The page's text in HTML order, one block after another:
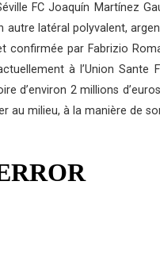
FC Joaquín Martínez
autre latéral polyvalent,
confirmée par Fabrizio
à l’Union Sante
d’environ 2 millions
au milieu, à la manière de